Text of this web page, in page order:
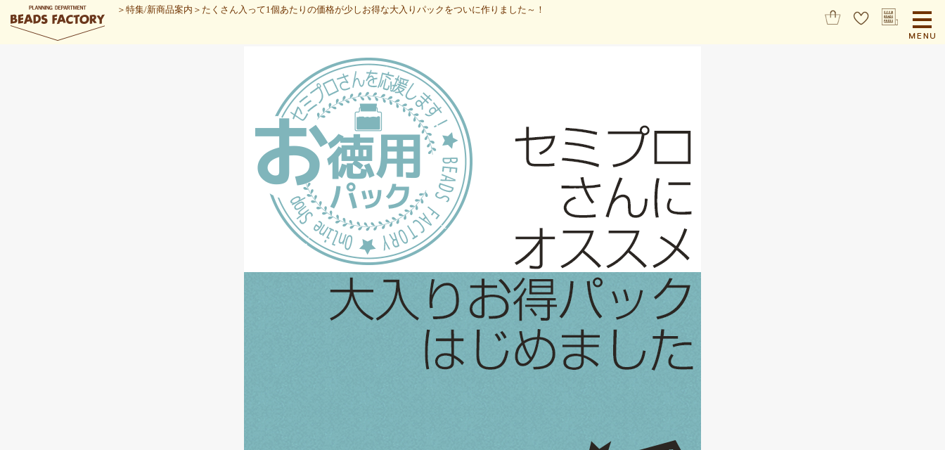
＞ 特集/新商品案内 ＞ たくさん入って1個あたりの価格が少しお得な大入りパックをついに作りました～！